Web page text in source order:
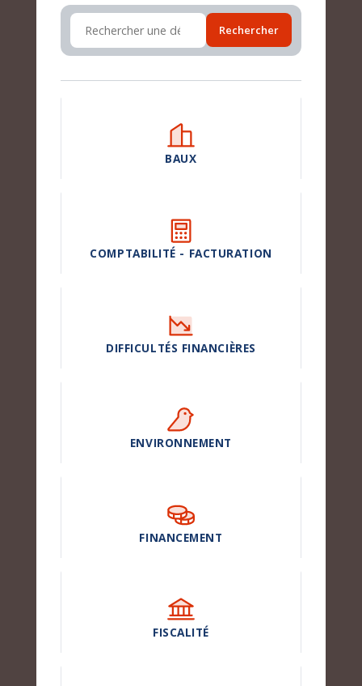
Rechercher
BAUX
COMPTABILITÉ - FACTURATION
DIFFICULTÉS FINANCIÈRES
ENVIRONNEMENT
FINANCEMENT
FISCALITÉ